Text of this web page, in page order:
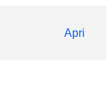
Apri